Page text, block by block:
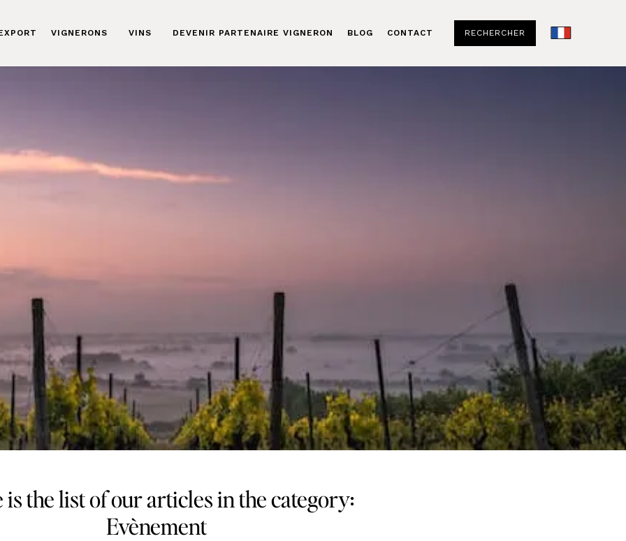
VIGNERONS VINS DEVENIR PARTENAIRE VIGNERON BLOG CONTACT RECHERCHER
is the list of our articles in the category:
Evènement